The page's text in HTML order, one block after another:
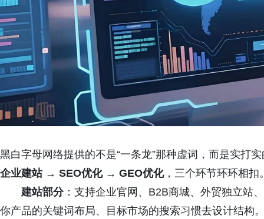
黑白字母网络提供的不是“一条龙”那种虚词，而是实打
企业建站 → SEO优化 → GEO优化，三个环节环环相扣
建站部分：支持企业官网、B2B商城、外贸独立站
你产品的关键词布局、目标市场的搜索习惯去设计结构